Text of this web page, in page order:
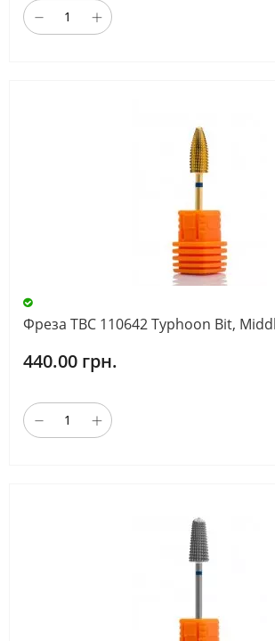
Фреза ТВС 110642 Typhoon Bit,
440.00 грн.